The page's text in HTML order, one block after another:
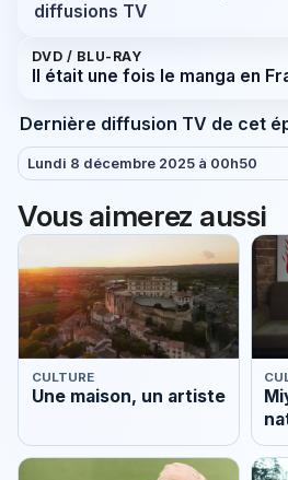
diffusions TV
DVD / BLU-RAY
Il était une fois le manga en
Dernière diffusion TV de cet
Lundi 8 décembre 2025 à 00h50
Vous aimerez aussi
CULTURE
Une maison, un artiste